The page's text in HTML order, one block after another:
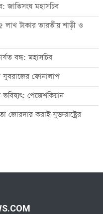
জাতিসংঘ মহাসচিব
লাখ টাকার ভারতীয় শাড়ী ও
বন্ধ: মহাসচিব
যুবরাজের ফোনালাপ
পেজেশকিয়ান
জোরদার করাই যুক্তরাষ্ট্রের